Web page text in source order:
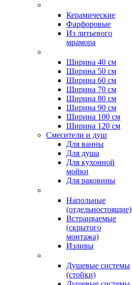
Керамические
Фарфоровые
Из литьевого
мрамора
Ширина 40 см
Ширина 50 см
Ширина 60 см
Ширина 70 см
Ширина 80 см
Ширина 90 см
Ширина 100 см
Ширина 120 см
Смесители и душ
Для ванны
Для душа
Для кухонной
мойки
Для раковины
Напольные
(отдельностоящие)
Встраиваемые
(скрытого
монтажа)
Изливы
Душевые системы
(стойки)